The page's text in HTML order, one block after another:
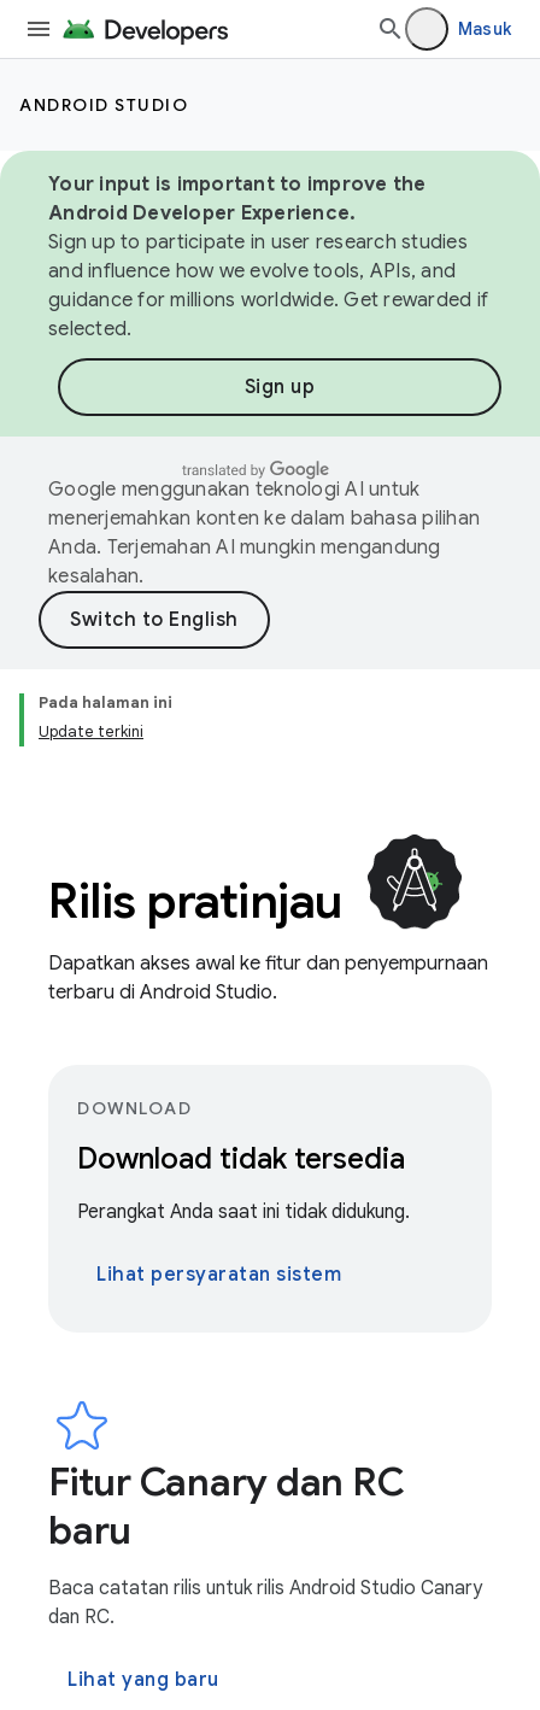
Masuk
ANDROID STUDIO
Your input is important to improve the
Android Developer Experience.
Sign up to participate in user research studies
and influence how we evolve tools, APIs, and
guidance for millions worldwide. Get rewarded if
selected.
Sign up
Google menggunakan teknologi AI untuk
menerjemahkan konten ke dalam bahasa pilihan
Anda. Terjemahan AI mungkin mengandung
kesalahan.
Pada halaman ini
Update terkini
Rilis pratinjau
Dapatkan akses awal ke fitur dan penyempurnaan
terbaru di Android Studio.
DOWNLOAD
Download tidak tersedia
Perangkat Anda saat ini tidak didukung.
Lihat persyaratan sistem
Fitur Canary dan RC
baru
Baca catatan rilis untuk rilis Android Studio Canary
dan RC.
Lihat yang baru